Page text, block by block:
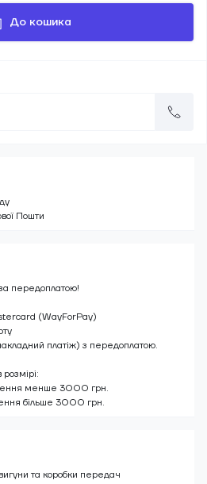
До кошика
Пошти
передоплатою!
(WayForPay)
платіж) з передоплатою.
менше 3000 грн.
більше 3000 грн.
та коробки передач